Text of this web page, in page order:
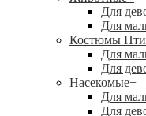
Для
Для
Костюмы
Для
Для
Насекомые+
Для
Для